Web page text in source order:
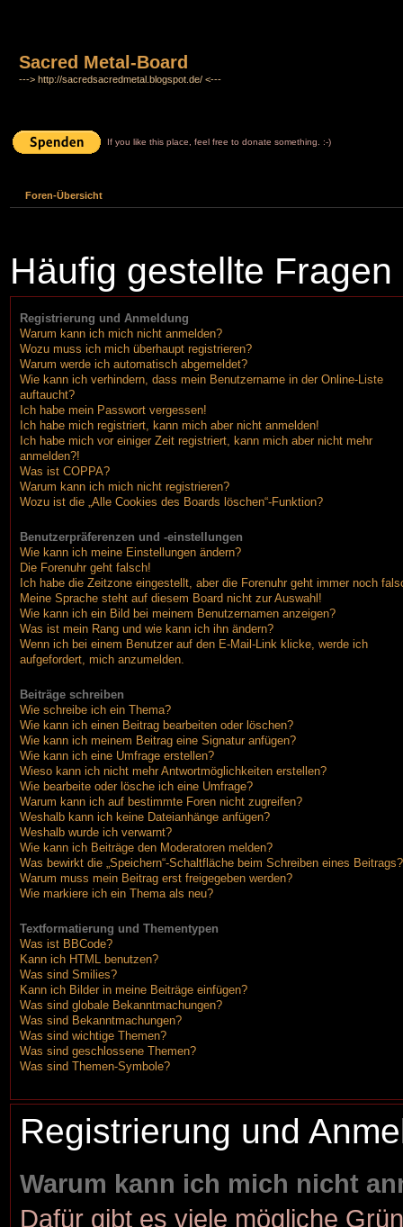
Sacred Metal-Board
---> http://sacredsacredmetal.blogspot.de/ <---
If you like this place, feel free to donate something. :-)
Foren-Übersicht
Häufig gestellte Fragen
Registrierung und Anmeldung
Warum kann ich mich nicht anmelden?
Wozu muss ich mich überhaupt registrieren?
Warum werde ich automatisch abgemeldet?
Wie kann ich verhindern, dass mein Benutzername in der Online-Liste
auftaucht?
Ich habe mein Passwort vergessen!
Ich habe mich registriert, kann mich aber nicht anmelden!
Ich habe mich vor einiger Zeit registriert, kann mich aber nicht mehr
anmelden?!
Was ist COPPA?
Warum kann ich mich nicht registrieren?
Wozu ist die „Alle Cookies des Boards löschen“-Funktion?
Benutzerpräferenzen und -einstellungen
Wie kann ich meine Einstellungen ändern?
Die Forenuhr geht falsch!
Ich habe die Zeitzone eingestellt, aber die Forenuhr geht immer noch
Meine Sprache steht auf diesem Board nicht zur Auswahl!
Wie kann ich ein Bild bei meinem Benutzernamen anzeigen?
Was ist mein Rang und wie kann ich ihn ändern?
Wenn ich bei einem Benutzer auf den E-Mail-Link klicke, werde ich
aufgefordert, mich anzumelden.
Beiträge schreiben
Wie schreibe ich ein Thema?
Wie kann ich einen Beitrag bearbeiten oder löschen?
Wie kann ich meinem Beitrag eine Signatur anfügen?
Wie kann ich eine Umfrage erstellen?
Wieso kann ich nicht mehr Antwortmöglichkeiten erstellen?
Wie bearbeite oder lösche ich eine Umfrage?
Warum kann ich auf bestimmte Foren nicht zugreifen?
Weshalb kann ich keine Dateianhänge anfügen?
Weshalb wurde ich verwarnt?
Wie kann ich Beiträge den Moderatoren melden?
Was bewirkt die „Speichern“-Schaltfläche beim Schreiben eines Beitrags?
Warum muss mein Beitrag erst freigegeben werden?
Wie markiere ich ein Thema als neu?
Textformatierung und Thementypen
Was ist BBCode?
Kann ich HTML benutzen?
Was sind Smilies?
Kann ich Bilder in meine Beiträge einfügen?
Was sind globale Bekanntmachungen?
Was sind Bekanntmachungen?
Was sind wichtige Themen?
Was sind geschlossene Themen?
Was sind Themen-Symbole?
Registrierung und
Warum kann ich mich nicht
Dafür gibt es viele mögliche